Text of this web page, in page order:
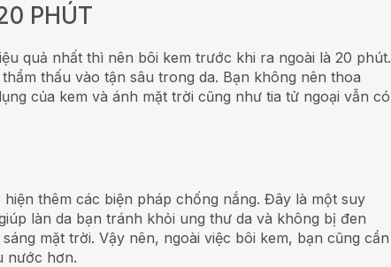
PHÚT
quả nhất thì nên bôi kem trước khi ra ngoài là 20 phút.
thấu vào tận sâu trong da. Bạn không nên thoa
của kem và ánh mặt trời cũng như tia tử ngoại vẫn có
thêm các biện pháp chống nắng. Đây là một suy
làn da bạn tránh khỏi ung thư da và không bị đen
mặt trời. Vậy nên, ngoài việc bôi kem, bạn cũng cần
nước hơn.